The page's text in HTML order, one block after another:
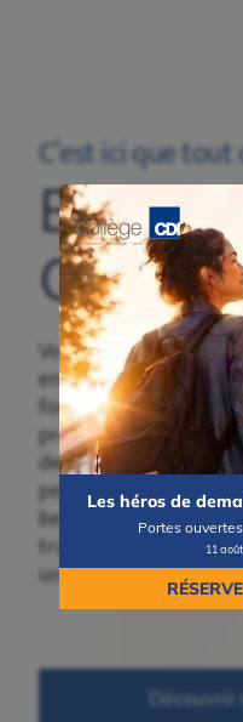
Les héros de
Portes
11
C’est ici que
Collège
Vous songez à
entreprendre une
formation collégiale
professionnelle?
des programmes
pensés pour
besoins du marché du
travail et vous mener
une carrière